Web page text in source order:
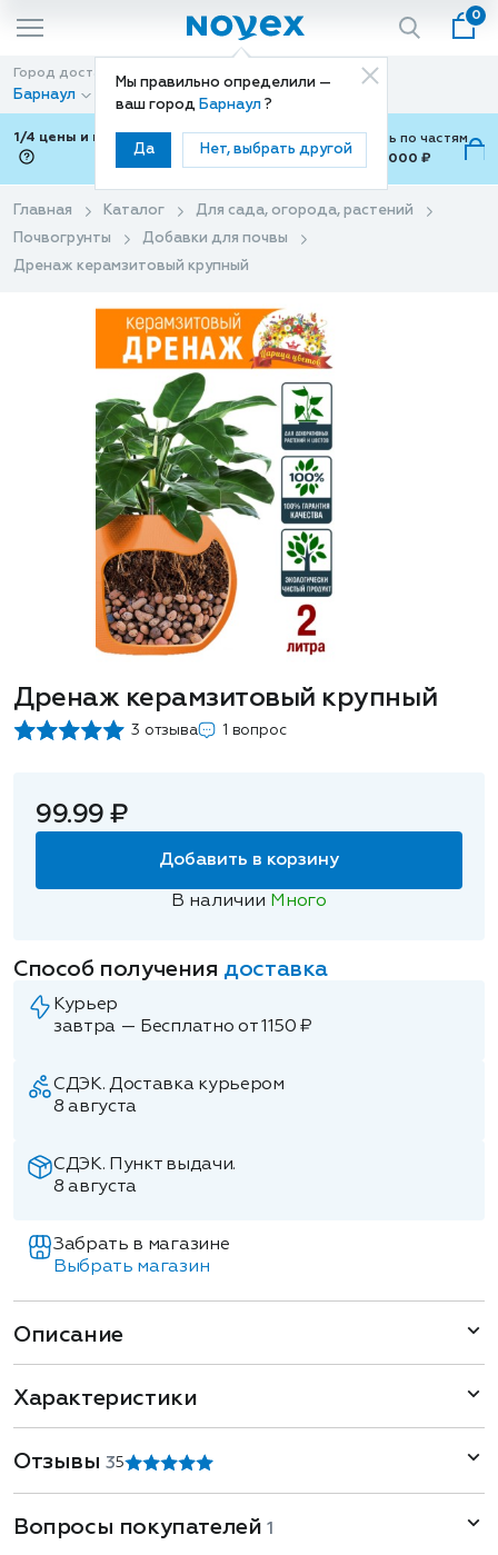
Мы правильно определили —
ваш город Барнаул ?
Да Нет, выбрать другой
0
Город доставки
Барнаул
Способ доставки
Доставка
1/4 цены и покупки ваши с Подели
Можно оплатить по частям
от 700 ₽ до 15,000 ₽
Главная Каталог
Для сада, огорода, растений
Почвогрунты
Добавки для почвы
Дренаж керамзитовый крупный
Дренаж керамзитовый крупный
3 отзыва 1 вопрос
99.99 ₽
Добавить в корзину
В наличии Много
Способ получения доставка
Курьер
завтра — Бесплатно от 1150 ₽
СДЭК. Доставка курьером
8 августа
СДЭК. Пункт выдачи.
8 августа
Забрать в магазине
Выбрать магазин
Описание
Характеристики
Отзывы35
Вопросы покупателей 1